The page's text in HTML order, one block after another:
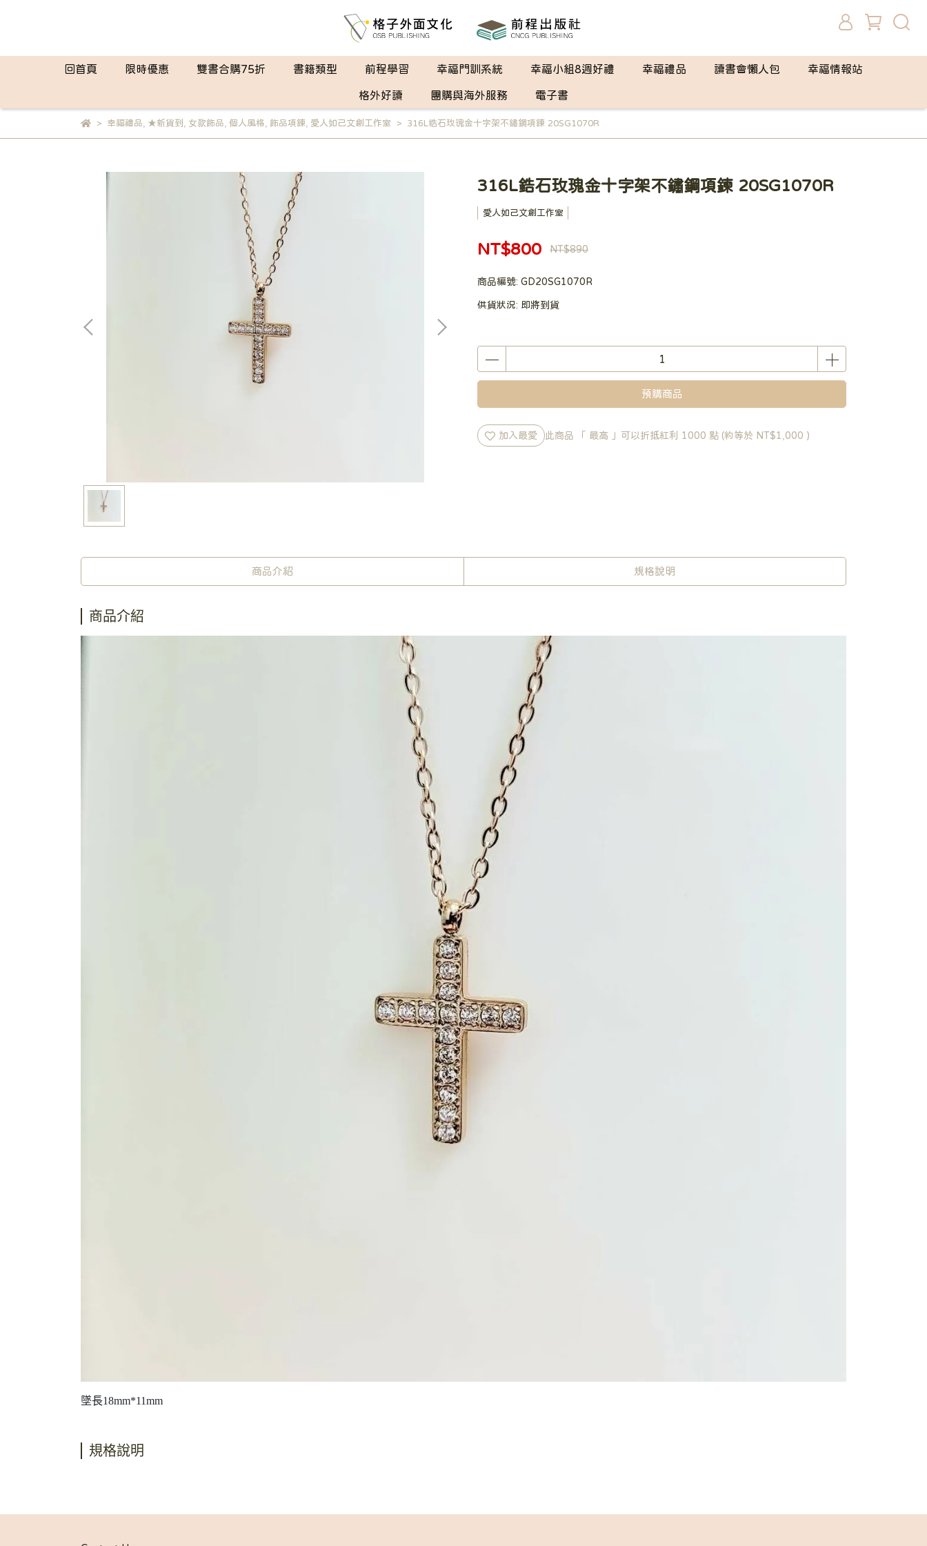
回首頁 限時優惠 雙書合購75折 書籍類型 前程學習 幸福門訓系統 幸福小組8週好禮 幸福禮品 讀書會懶人包 幸福情報站
格外好讀 團購與海外服務 電子書
幸福禮品 ★新貨到 女款飾品 個人風格 飾品項鍊, 愛人如己文創工作室 316L鋯石玫瑰金十字架不鏽鋼項鍊 20SG1070R
316L鋯石玫瑰金十字架不鏽鋼項鍊 20SG1070R
愛人如己文創工作室
NT$800 NT$890
商品編號: GD20SG1070R
供貨狀況: 即將到貨
預購商品
加入最愛 此商品 「 最高 」可以折抵紅利 1000 點 (約等於 NT$1,000 )
商品介紹 規格說明
商品介紹
墜長18mm*11mm
規格說明